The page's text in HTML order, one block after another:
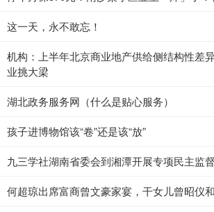
这一天，永不敢忘！
机构：上半年北京商业地产供给侧结构性差
业挑大梁
湖北政务服务网（什么是贴心服务）
孩子进博物馆该“卷”还是该“放”
九三学社湖南省委会到湘潭开展专项民主监督
何超琼出席富商曾文豪家宴，干女儿曾昭仪